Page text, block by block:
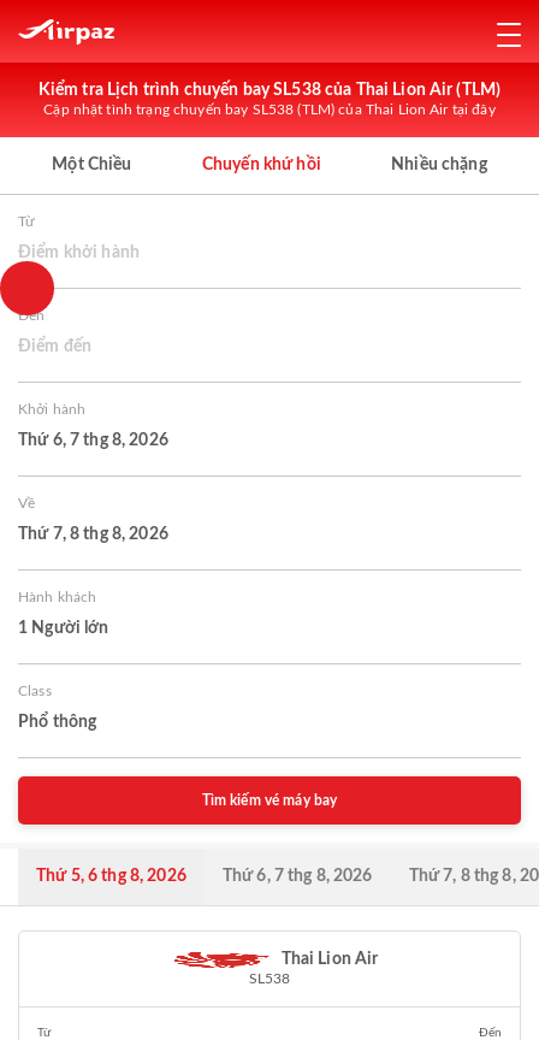
Kiểm tra Lịch trình chuyến bay SL538 của Thai Lion Air (TLM)
Cập nhật tình trạng chuyến bay SL538 (TLM) của Thai Lion Air tại đây
Một Chiều Chuyến khứ hồi Nhiều chặng
Từ
Điểm khởi hành
Đến
Điểm đến
Khởi hành
Thứ 6, 7 thg 8, 2026
Về
Thứ 7, 8 thg 8, 2026
Hành khách
1 Người lớn
Class
Phổ thông
Tìm kiếm vé máy bay
Thứ 5, 6 thg 8, 2026 Thứ 6, 7 thg 8, 2026 Thứ 7, 8 thg 8,
Thai Lion Air
SL538
Từ
Đến